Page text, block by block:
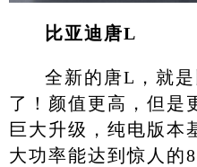
比亚迪唐L
全新的唐L，就
了！颜值更高，但是
巨大升级，纯电版本
大功率能达到惊人的